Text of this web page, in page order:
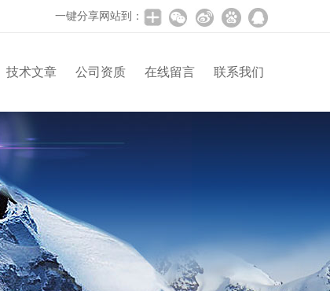
一键分享网站到：
技术文章 公司资质 在线留言 联系我们